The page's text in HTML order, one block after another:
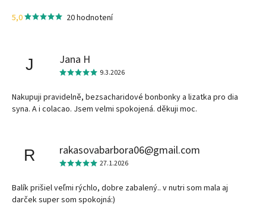
5,0 20 hodnotení
J Jana H
9.3.2026
Nakupuji pravidelně, bezsacharidové bonbonky a lizatka pro dia
syna. A i colacao. Jsem velmi spokojená. děkuji moc.
R rakasovabarbora06@gmail.com
27.1.2026
Balík prišiel veľmi rýchlo, dobre zabalený.. v nutri som mala aj
darček super som spokojná:)